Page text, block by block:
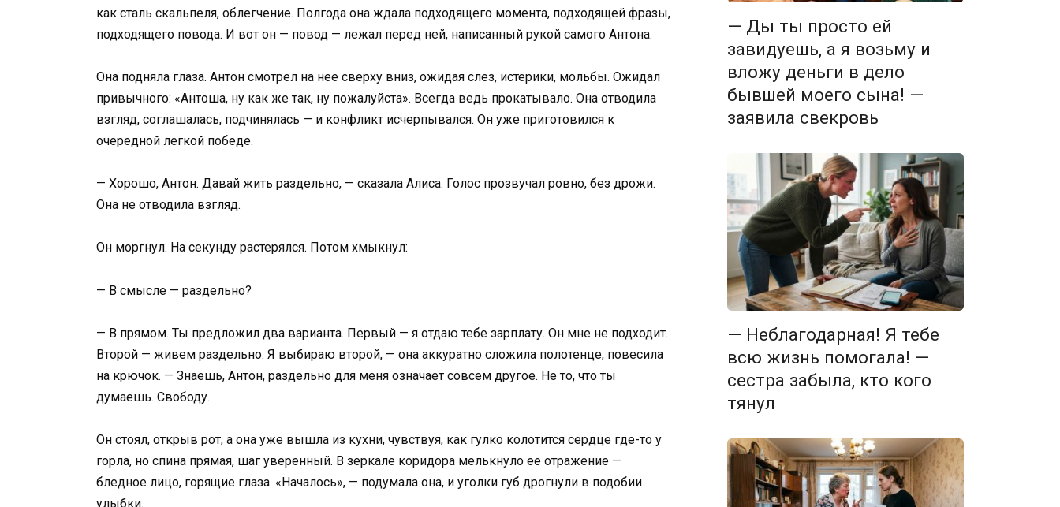
как сталь скальпеля, облегчение. Полгода она ждала подходящего момента, подходящей фразы,
подходящего повода. И вот он — повод — лежал перед ней, написанный рукой самого Антона.
Она подняла глаза. Антон смотрел на нее сверху вниз, ожидая слез, истерики, мольбы. Ожидал
привычного: «Антоша, ну как же так, ну пожалуйста». Всегда ведь прокатывало. Она отводила
взгляд, соглашалась, подчинялась — и конфликт исчерпывался. Он уже приготовился к
очередной легкой победе.
— Хорошо, Антон. Давай жить раздельно, — сказала Алиса. Голос прозвучал ровно, без дрожи.
Она не отводила взгляд.
Он моргнул. На секунду растерялся. Потом хмыкнул:
— В смысле — раздельно?
— В прямом. Ты предложил два варианта. Первый — я отдаю тебе зарплату. Он мне не подходит.
Второй — живем раздельно. Я выбираю второй, — она аккуратно сложила полотенце, повесила
на крючок. — Знаешь, Антон, раздельно для меня означает совсем другое. Не то, что ты
думаешь. Свободу.
Он стоял, открыв рот, а она уже вышла из кухни, чувствуя, как гулко колотится сердце где-то у
горла, но спина прямая, шаг уверенный. В зеркале коридора мелькнуло ее отражение —
бледное лицо, горящие глаза. «Началось», — подумала она, и уголки губ дрогнули в подобии
улыбки.
— Ды ты просто ей
завидуешь, а я возьму и
вложу деньги в дело
бывшей моего сына! —
заявила свекровь
— Неблагодарная! Я тебе
всю жизнь помогала! —
сестра забыла, кто кого
тянул